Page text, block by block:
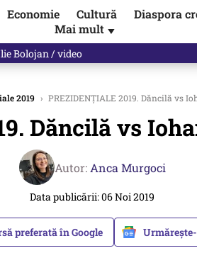
Economie Cultură Diaspora
Mai mult ▼
Când va fi pus sistemul în funcțiune
2019 › PREZIDENȚIALE 2019. Dăncilă vs
Dăncilă vs
Autor: Anca Murgoci
Data publicării: 06 Noi 2019
preferată în Google Urmărește-